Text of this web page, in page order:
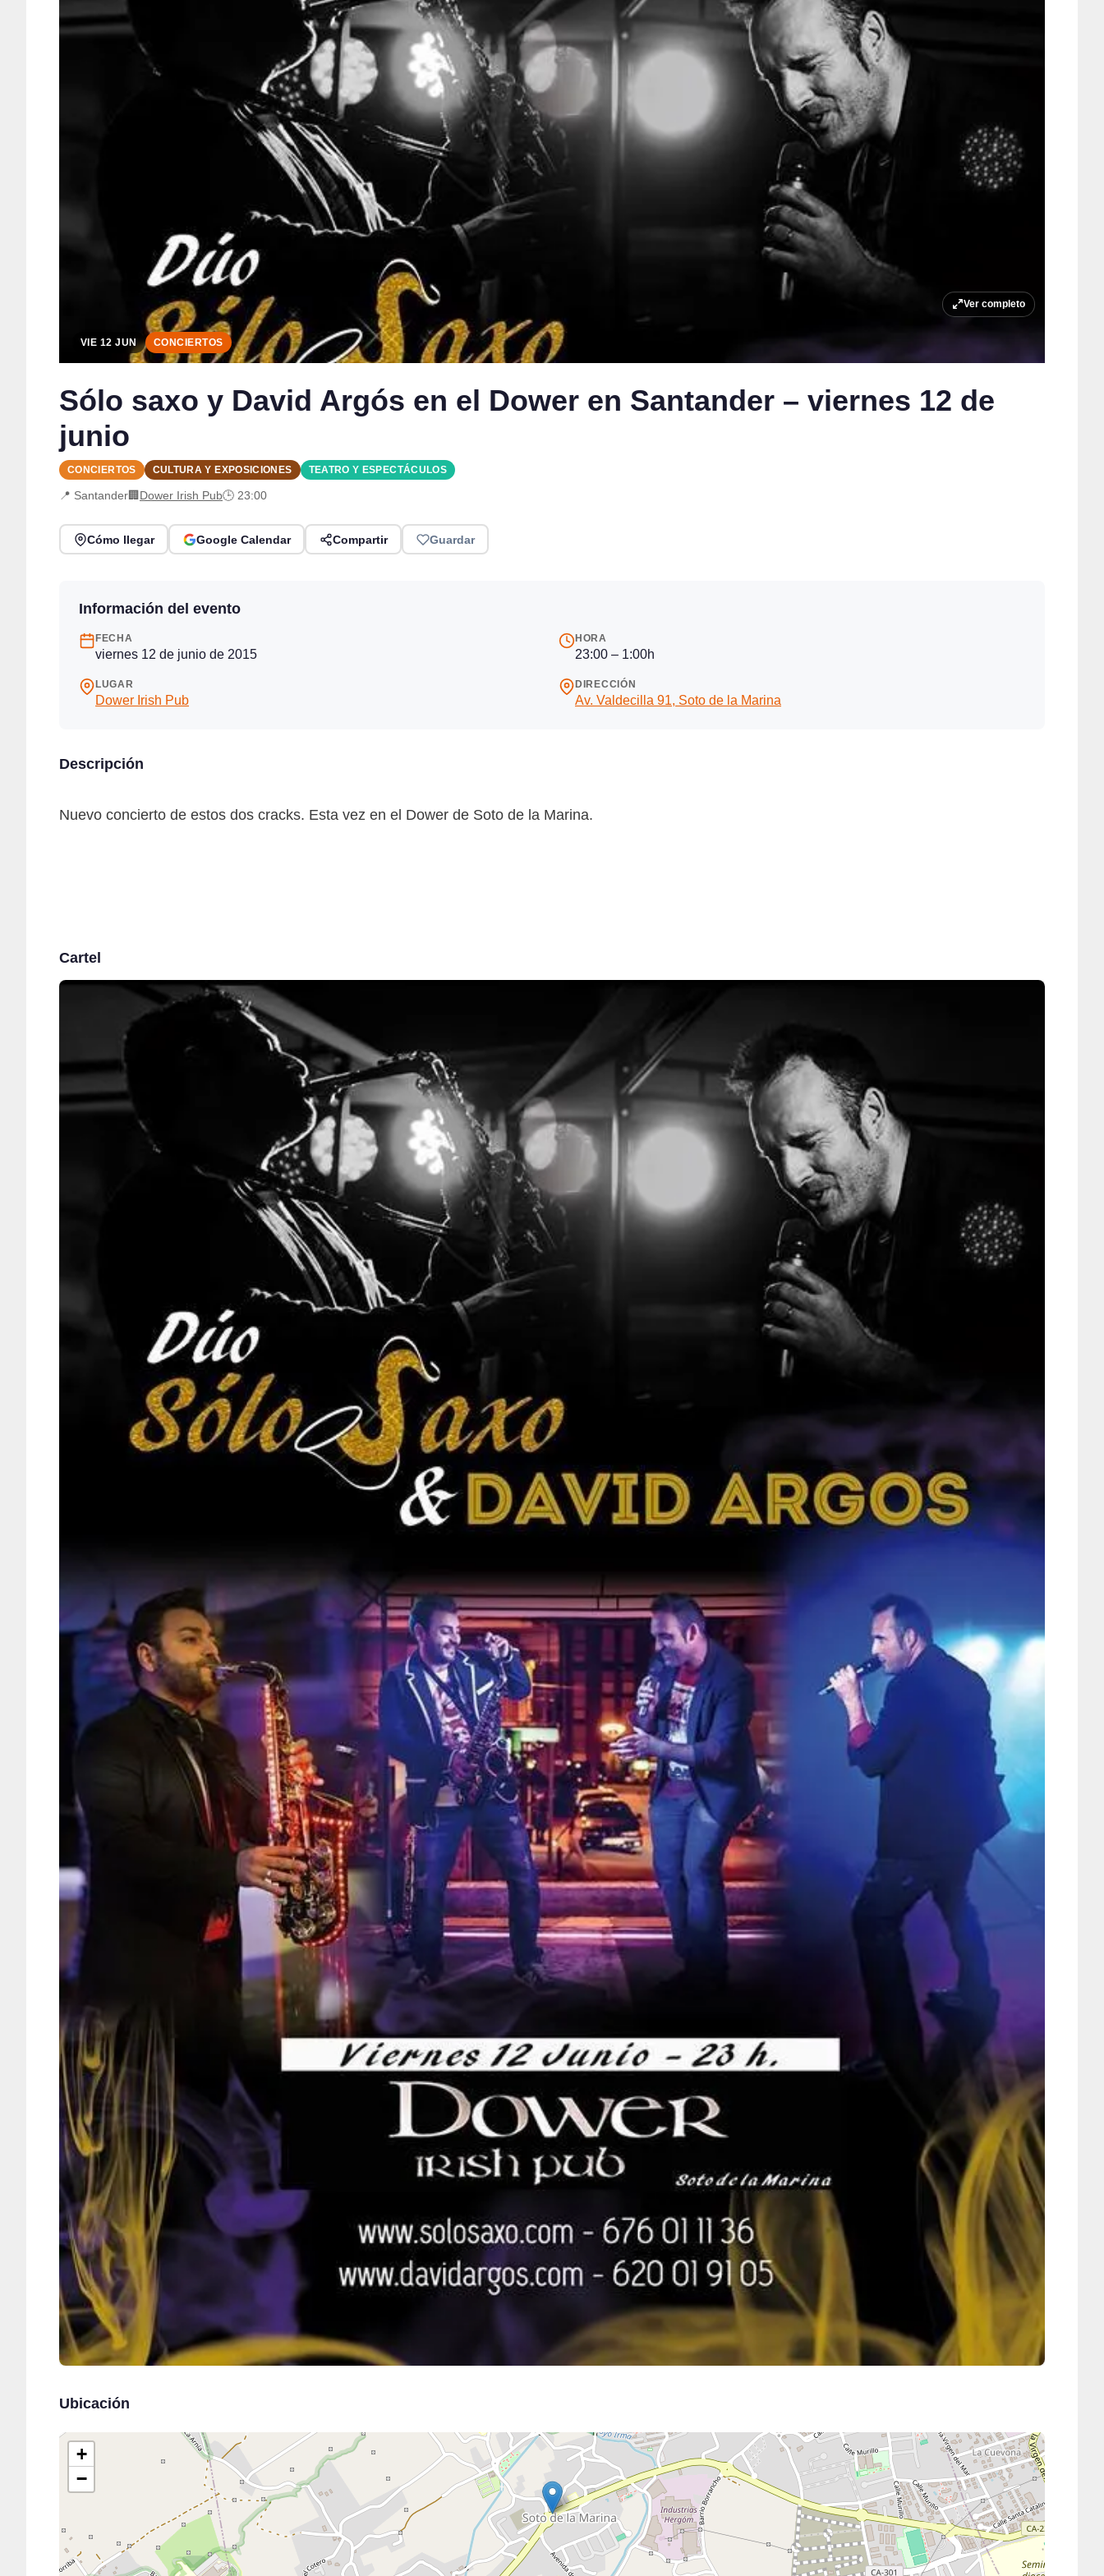
Ver completo
VIE 12 JUN CONCIERTOS
Sólo saxo y David Argós en el Dower en Santander – viernes 12 de
junio
CONCIERTOS CULTURA Y EXPOSICIONES TEATRO Y ESPECTÁCULOS
📍 Santander🏢 Dower Irish Pub🕒 23:00
Cómo llegar Google Calendar Compartir Guardar
Información del evento
FECHA
viernes 12 de junio de 2015
HORA
23:00 – 1:00h
LUGAR
Dower Irish Pub
DIRECCIÓN
Av. Valdecilla 91, Soto de la Marina
Descripción
Nuevo concierto de estos dos cracks. Esta vez en el Dower de Soto de la Marina.
Cartel
Ubicación
+
−